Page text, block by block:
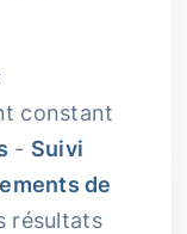
constant
- Suivi
de
résultats